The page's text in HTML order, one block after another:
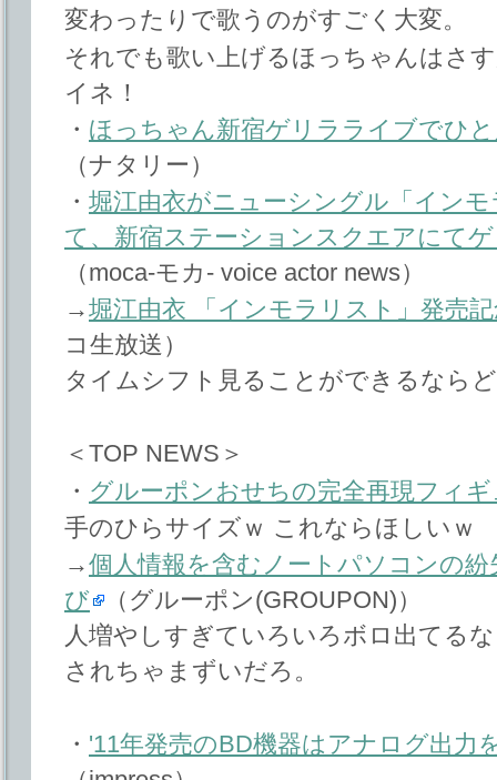
変わったりで歌うのがすごく大変。
それでも歌い上げるほっちゃんはさ
イネ！
・ ほっちゃん新宿ゲリラライブでひ
（ナタリー）
・ 堀江由衣がニューシングル「イン
て、新宿ステーションスクエアにて
（moca-モカ- voice actor news）
→堀江由衣 「インモラリスト」発売
コ生放送）
タイムシフト見ることができるなら
＜TOP NEWS＞
・ グルーポンおせちの完全再現フィ
手のひらサイズｗ これならほしいｗ
→個人情報を含むノートパソコンの
び
（グルーポン(GROUPON)）
人増やしすぎていろいろボロ出てる
されちゃまずいだろ。
・ '11年発売のBD機器はアナログ出力